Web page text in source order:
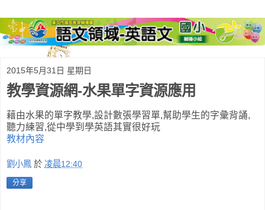
2015年5月31日 星期日
教學資源網-水果單字資源應用
藉由水果的單字教學,設計數張學習單,幫助學生的字彙背誦,
聽力練習,從中學到學英語其實很好玩
教材內容
劉小鳳 於 凌晨12:40
分享